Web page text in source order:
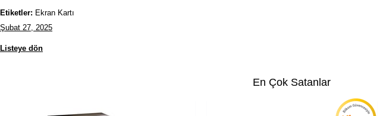
Etiketler: Ekran Kartı
Şubat 27, 2025
Listeye dön
En Çok Satanlar